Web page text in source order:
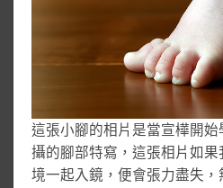
這張小腳的相片是當宣樺開
攝的腳部特寫，這張相片如
境一起入鏡，便會張力盡失